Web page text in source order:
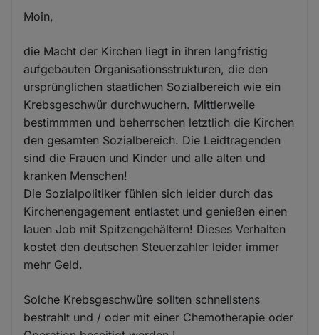
Moin,
die Macht der Kirchen liegt in ihren langfristig
aufgebauten Organisationsstrukturen, die den
ursprünglichen staatlichen Sozialbereich wie ein
Krebsgeschwür durchwuchern. Mittlerweile
bestimmmen und beherrschen letztlich die Kirchen
den gesamten Sozialbereich. Die Leidtragenden
sind die Frauen und Kinder und alle alten und
kranken Menschen!
Die Sozialpolitiker fühlen sich leider durch das
Kirchenengagement entlastet und genießen einen
lauen Job mit Spitzengehältern! Dieses Verhalten
kostet den deutschen Steuerzahler leider immer
mehr Geld.
Solche Krebsgeschwüre sollten schnellstens
bestrahlt und / oder mit einer Chemotherapie oder